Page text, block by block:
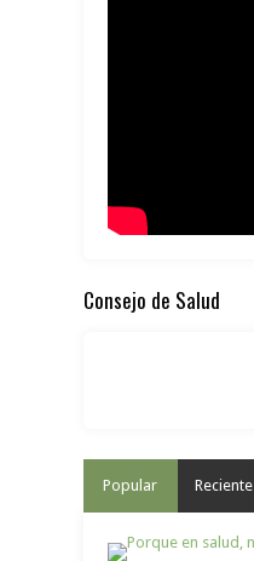
Consejo de Salud
Popular Reciente